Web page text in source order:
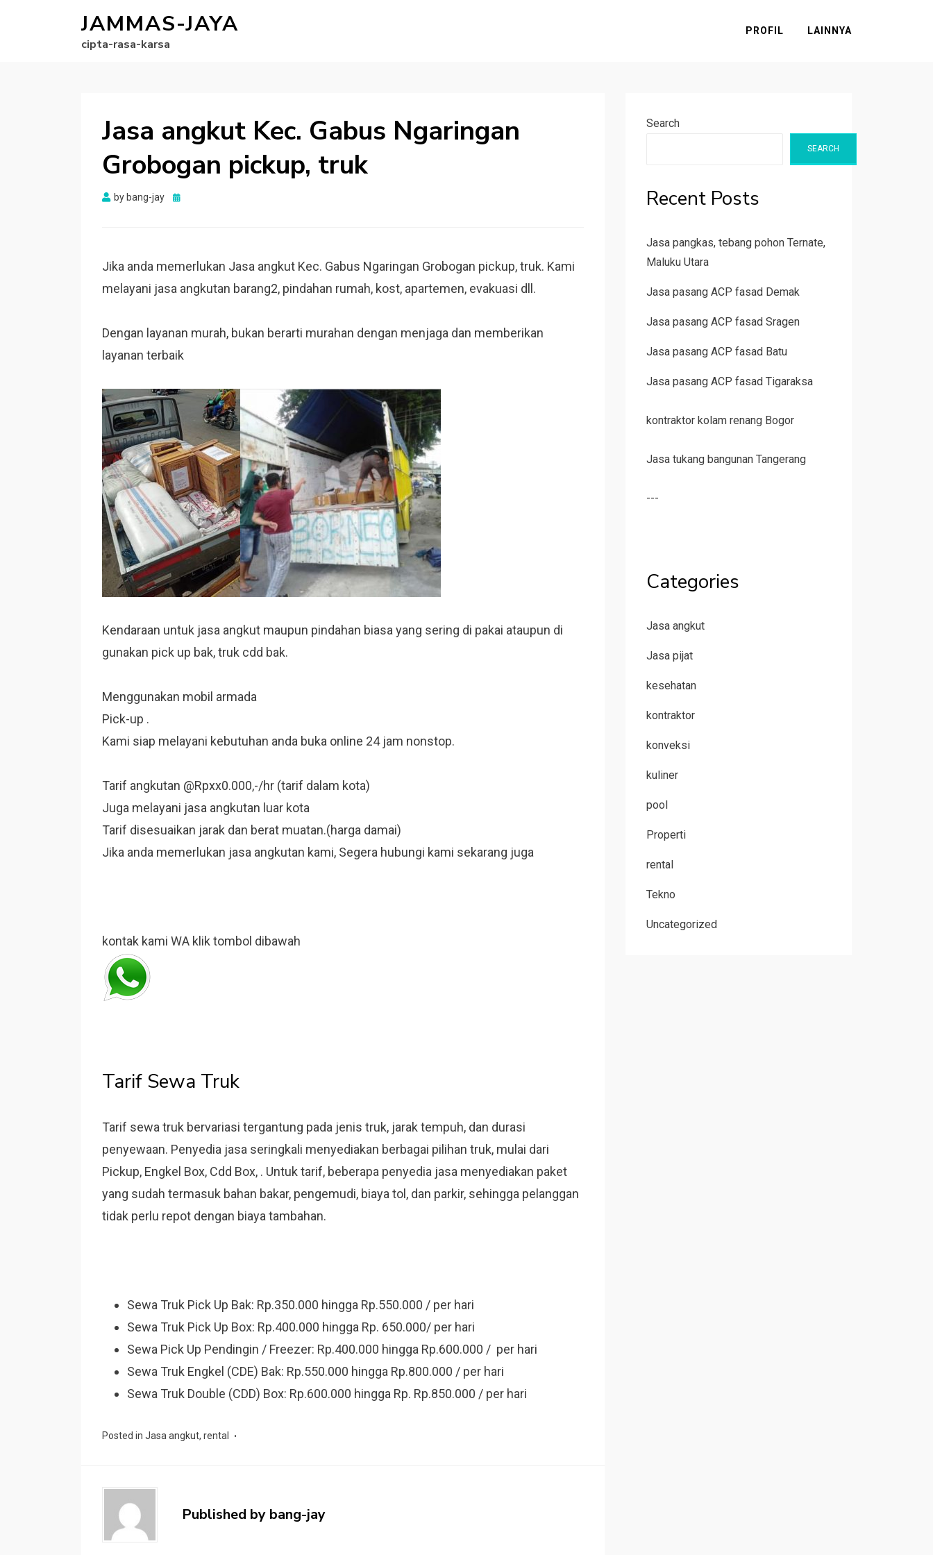
JAMMAS-JAYA
cipta-rasa-karsa
PROFIL LAINNYA
Jasa angkut Kec. Gabus Ngaringan
Grobogan pickup, truk
by bang-jay
Posted
Jika anda memerlukan Jasa angkut Kec. Gabus Ngaringan Grobogan pickup, truk. Kami
melayani jasa angkutan barang2, pindahan rumah, kost, apartemen, evakuasi dll.
Dengan layanan murah, bukan berarti murahan dengan menjaga dan memberikan
layanan terbaik
Kendaraan untuk jasa angkut maupun pindahan biasa yang sering di pakai ataupun di
gunakan pick up bak, truk cdd bak.
Menggunakan mobil armada
Pick-up .
Kami siap melayani kebutuhan anda buka online 24 jam nonstop.
Tarif angkutan @Rpxx0.000,-/hr (tarif dalam kota)
Juga melayani jasa angkutan luar kota
Tarif disesuaikan jarak dan berat muatan.(harga damai)
Jika anda memerlukan jasa angkutan kami, Segera hubungi kami sekarang juga
kontak kami WA klik tombol dibawah
Tarif Sewa Truk
Tarif sewa truk bervariasi tergantung pada jenis truk, jarak tempuh, dan durasi
penyewaan. Penyedia jasa seringkali menyediakan berbagai pilihan truk, mulai dari
Pickup, Engkel Box, Cdd Box, . Untuk tarif, beberapa penyedia jasa menyediakan paket
yang sudah termasuk bahan bakar, pengemudi, biaya tol, dan parkir, sehingga pelanggan
tidak perlu repot dengan biaya tambahan.
Sewa Truk Pick Up Bak: Rp.350.000 hingga Rp.550.000 / per hari
Sewa Truk Pick Up Box: Rp.400.000 hingga Rp. 650.000/ per hari
Sewa Pick Up Pendingin / Freezer: Rp.400.000 hingga Rp.600.000 / per hari
Sewa Truk Engkel (CDE) Bak: Rp.550.000 hingga Rp.800.000 / per hari
Sewa Truk Double (CDD) Box: Rp.600.000 hingga Rp. Rp.850.000 / per hari
Posted in Jasa angkut, rental
Published by bang-jay
Search
SEARCH
Recent Posts
Jasa pangkas, tebang pohon Ternate,
Maluku Utara
Jasa pasang ACP fasad Demak
Jasa pasang ACP fasad Sragen
Jasa pasang ACP fasad Batu
Jasa pasang ACP fasad Tigaraksa
kontraktor kolam renang Bogor
Jasa tukang bangunan Tangerang
---
Categories
Jasa angkut
Jasa pijat
kesehatan
kontraktor
konveksi
kuliner
pool
Properti
rental
Tekno
Uncategorized